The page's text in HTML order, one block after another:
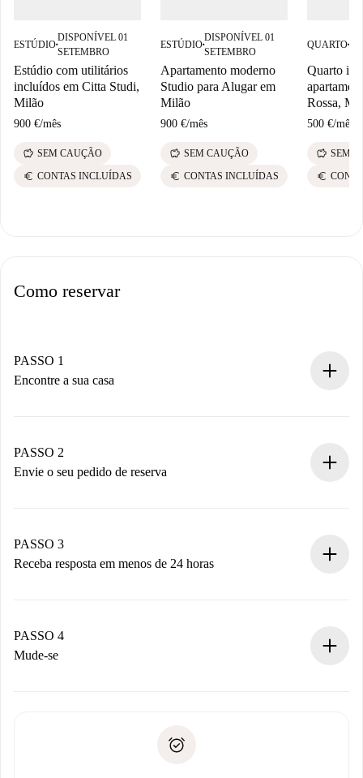
ESTÚDIO■
DISPONÍVEL 01
SETEMBRO
Estúdio com utilitários
incluídos em Citta Studi,
Milão
900 €/mês
savings SEM CAUÇÃO
euro CONTAS INCLUÍDAS
ESTÚDIO■
DISPONÍVEL 01
SETEMBRO
Apartamento moderno
Studio para Alugar em
Milão
900 €/mês
savings SEM CAUÇÃO
euro CONTAS INCLUÍDAS
QUARTO■
Quarto
Rossa,
500 €/mês
savings SEM
euro
Como reservar
PASSO 1
Encontre a sua casa
Você tem todas as informações necessárias
antecipadamente.
PASSO 2
Envie o seu pedido de reserva
Não cobramos nada até que o proprietário confirme.
PASSO 3
Receba resposta em menos de 24 horas
proprietário.
Se recusada: não cobraremos nada e ofereceremos
Débito direto bancário
PASSO 4
Mude-se
não comunicar nenhum problema.